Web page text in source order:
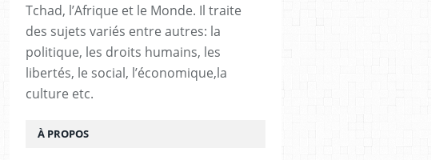
Tchad, l’Afrique et le Monde. Il traite
des sujets variés entre autres: la
politique, les droits humains, les
libertés, le social, l’économique,la
culture etc.
À PROPOS